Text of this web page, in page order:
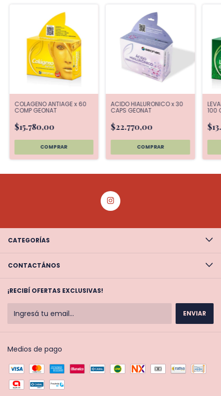
COLAGENO ANTIAGE x 60
COMP GEONAT
$15.780,00
ACIDO HIALURONICO x 30
CAPS GEONAT
$22.770,00
100
CATEGORÍAS
CONTACTÁNOS
¡RECIBÍ OFERTAS EXCLUSIVAS!
Medios de pago